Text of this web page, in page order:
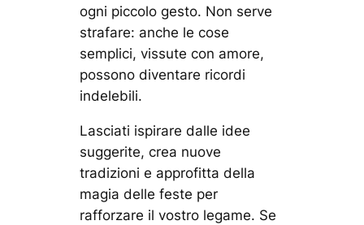
ogni piccolo gesto. Non serve
strafare: anche le cose
semplici, vissute con amore,
possono diventare ricordi
indelebili.
Lasciati ispirare dalle idee
suggerite, crea nuove
tradizioni e approfitta della
magia delle feste per
rafforzare il vostro legame. Se